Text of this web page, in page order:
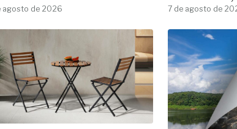
los fans
agosto de 2026
saga de
7 de agosto de